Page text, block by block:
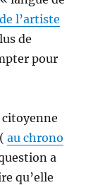
l’artiste
de
pour
citoyenne
(au chrono
a
qu’elle